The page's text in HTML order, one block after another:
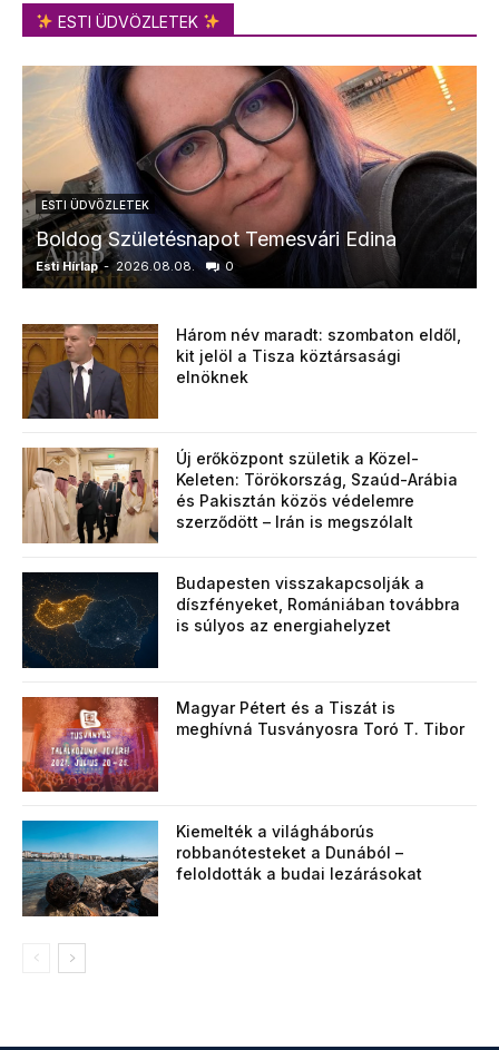
ESTI ÜDVÖZLETEK
ESTI ÜDVÖZLETEK
Boldog Születésnapot Temesvári Edina
Esti Hírlap - 2026.08.08. 0
Három név maradt: szombaton eldől,
kit jelöl a Tisza köztársasági
elnöknek
Új erőközpont születik a Közel-
Keleten: Törökország, Szaúd-Arábia
és Pakisztán közös védelemre
szerződött – Irán is megszólalt
Budapesten visszakapcsolják a
díszfényeket, Romániában továbbra
is súlyos az energiahelyzet
Magyar Pétert és a Tiszát is
meghívná Tusványosra Toró T. Tibor
Kiemelték a világháborús
robbanótesteket a Dunából –
feloldották a budai lezárásokat